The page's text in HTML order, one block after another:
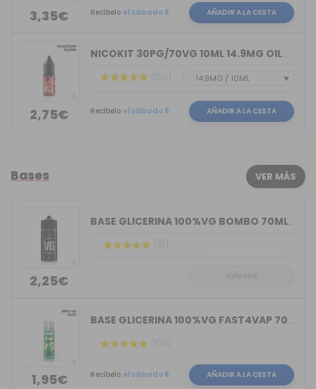
3,35€ Recíbelo el sábado 8 AÑADIR A LA CESTA
2,75€
NICOKIT 30PG/70VG 10ML 14.9MG OIL4VAP
(150)
Recíbelo el sábado 8 AÑADIR A LA CESTA
Bases VER MÁS
2,25€
BASE GLICERINA 100%VG BOMBO 70ML (BOT...
(51)
1,95€
BASE GLICERINA 100%VG FAST4VAP 70ML O...
(105)
Recíbelo el sábado 8 AÑADIR A LA CESTA